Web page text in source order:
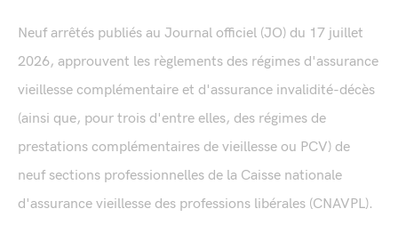
Neuf arrêtés publiés au Journal officiel (JO) du 17 juillet
2026, approuvent les règlements des régimes d'assurance
vieillesse complémentaire et d'assurance invalidité-décès
(ainsi que, pour trois d'entre elles, des régimes de
prestations complémentaires de vieillesse ou PCV) de
neuf sections professionnelles de la Caisse nationale
d'assurance vieillesse des professions libérales (CNAVPL).